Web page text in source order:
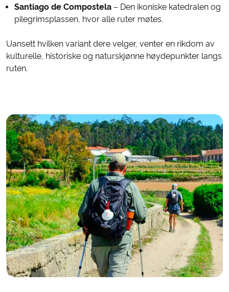
Santiago de Compostela – Den ikoniske katedralen og
pilegrimsplassen, hvor alle ruter møtes.
Uansett hvilken variant dere velger, venter en rikdom av
kulturelle, historiske og naturskjønne høydepunkter langs
ruten.